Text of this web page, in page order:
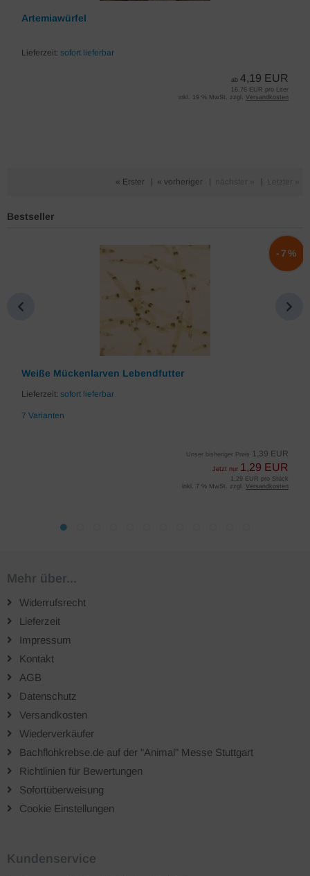
Artemiawürfel
Lieferzeit: sofort lieferbar
ab 4,19 EUR
16,76 EUR pro Liter
inkl. 19 % MwSt. zzgl. Versandkosten
« Erster « vorheriger
Bestseller
Weiße Mückenlarven Lebendfutter
Lieferzeit: sofort lieferbar
7 Varianten
Unser bisheriger Preis 1,39 EUR
Jetzt nur 1,29 EUR
-7%
1,29 EUR pro Stück
inkl. 7 % MwSt. zzgl. Versandkosten
Mehr über...
Widerrufsrecht
Lieferzeit
Impressum
Kontakt
AGB
Datenschutz
Versandkosten
Wiederverkäufer
Bachflohkrebse.de auf der "Animal" Messe Stuttgart
Richtlinien für Bewertungen
Sofortüberweisung
Cookie Einstellungen
Kundenservice